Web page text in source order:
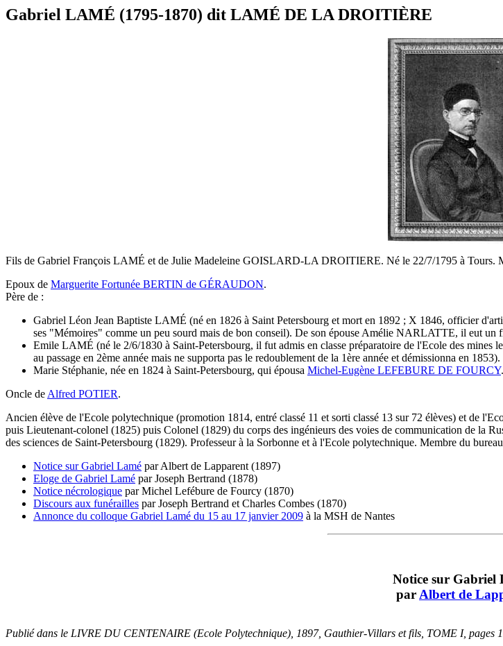
Gabriel LAMÉ (1795-1870) dit LAMÉ DE LA DROITIÈRE
Fils de Gabriel François LAMÉ et de Julie Madeleine GOISLARD-LA DROITIERE. Né le 22/7/1795 à Tours.
Epoux de Marguerite Fortunée BERTIN de GÉRAUDON.
Père de :
Gabriel Léon Jean Baptiste LAMÉ (né en 1826 à Saint Petersbourg et mort en 1892 ; X 1846, officier
ses "Mémoires" comme un peu sourd mais de bon conseil). De son épouse Amélie NARLATTE, il eut
Emile LAMÉ (né le 2/6/1830 à Saint-Petersbourg, il fut admis en classe préparatoire de l'Ecole des mines
au passage en 2ème année mais ne supporta pas le redoublement de la 1ère année et démissionna en 1853).
Marie Stéphanie, née en 1824 à Saint-Petersbourg, qui épousa Michel-Eugène LEFEBURE DE FOURCY.
Oncle de Alfred POTIER.
Ancien élève de l'Ecole polytechnique (promotion 1814, entré classé 11 et sorti classé 13 sur 72 élèves) et de
puis Lieutenant-colonel (1825) puis Colonel (1829) du corps des ingénieurs des voies de communication de la
des sciences de Saint-Petersbourg (1829). Professeur à la Sorbonne et à l'Ecole polytechnique. Membre du
Notice sur Gabriel Lamé par Albert de Lapparent (1897)
Eloge de Gabriel Lamé par Joseph Bertrand (1878)
Notice nécrologique par Michel Lefébure de Fourcy (1870)
Discours aux funérailles par Joseph Bertrand et Charles Combes (1870)
Annonce du colloque Gabriel Lamé du 15 au 17 janvier 2009 à la MSH de Nantes
Notice sur Gabriel
par Albert de
Publié dans le LIVRE DU CENTENAIRE (Ecole Polytechnique), 1897, Gauthier-Villars et fils, TOME I, pages